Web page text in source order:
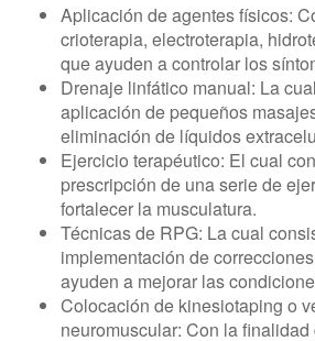
Aplicación de agentes físicos:
crioterapia, electroterapia,
que ayuden a controlar los
Drenaje linfático manual: La
aplicación de pequeños
eliminación de líquidos
Ejercicio terapéutico: El cual
prescripción de una serie de
fortalecer la musculatura.
Técnicas de RPG: La cual
implementación de
ayuden a mejorar las
Colocación de kinesiotaping o
neuromuscular: Con la